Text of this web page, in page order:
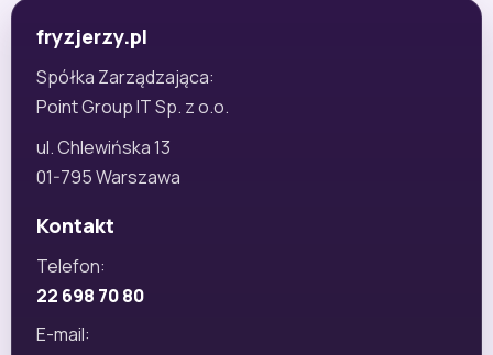
fryzjerzy.pl
Spółka Zarządzająca:
Point Group IT Sp. z o.o.
ul. Chlewińska 13
01-795 Warszawa
Kontakt
Telefon:
22 698 70 80
E-mail: